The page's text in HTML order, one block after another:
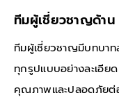
ทีมผู้เชี่ยวชาญด้า
ทีมผู้เชี่ยวชาญมีบทบา
ทุกรูปแบบอย่างละเอีย
คุณภาพและปลอดภัยต่